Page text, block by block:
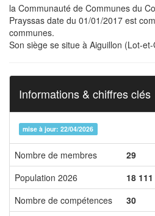
la Communauté de Communes du
Prayssas date du 01/01/2017 est
communes.
Son siège se situe à Aiguillon (Lot-
Informations & chiffres clés
mise à jour: 22/04/2026
Nombre de membres 29
Population 2026
18 111
Nombre de compétences
30